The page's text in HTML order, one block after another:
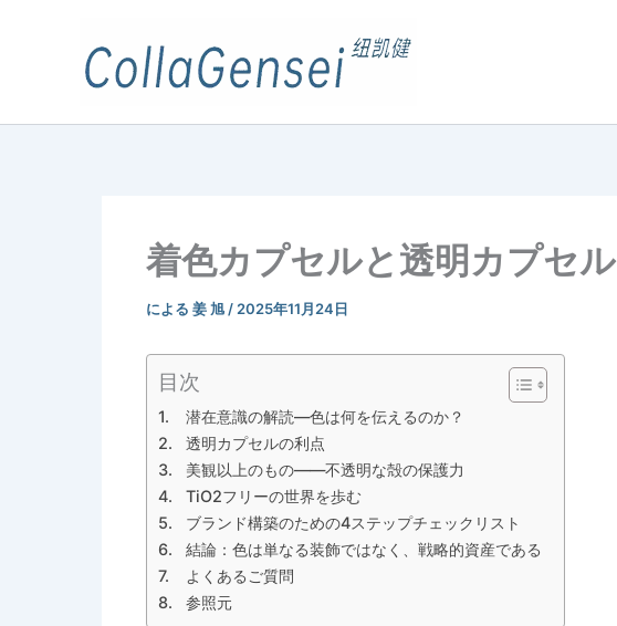
着色カプセルと透明カプセル
による 姜 旭 / 2025年11月24日
目次
潜在意識の解読―色は何を伝えるのか？
透明カプセルの利点
美観以上のもの――不透明な殻の保護力
TiO2フリーの世界を歩む
ブランド構築のための4ステップチェックリスト
結論：色は単なる装飾ではなく、戦略的資産である
よくあるご質問
参照元